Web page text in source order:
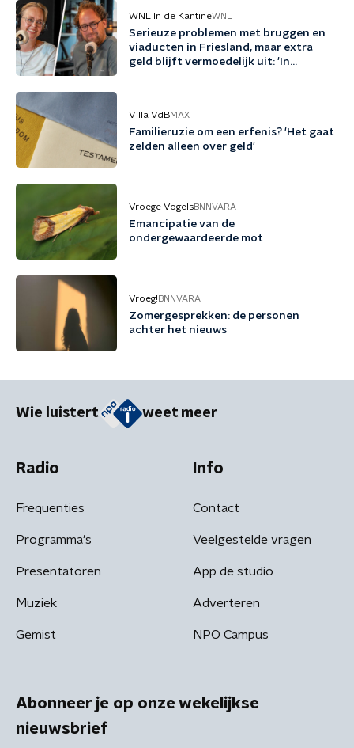
WNL In de KantineWNL
Serieuze problemen met bruggen en
viaducten in Friesland, maar extra
geld blijft vermoedelijk uit: 'In
Villa VdBMAX
Familieruzie om een erfenis? 'Het gaat
zelden alleen over geld'
Vroege VogelsBNNVARA
Emancipatie van de
ondergewaardeerde mot
Vroeg! BNNVARA
Zomergesprekken: de personen
achter het nieuws
Wie luistert weet meer
Radio
Frequenties
Programma's
Presentatoren
Muziek
Gemist
Info
Contact
Veelgestelde vragen
App de studio
Adverteren
NPO Campus
Abonneer je op onze wekelijkse
nieuwsbrief